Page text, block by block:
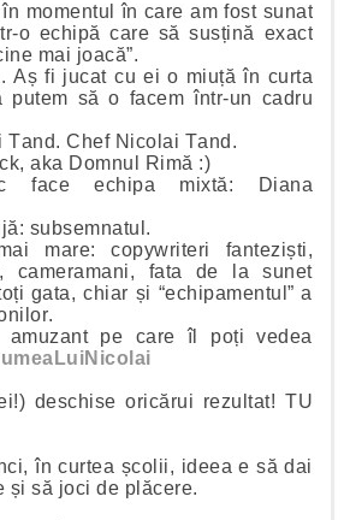
momentul în care am fost sunat
o echipă care să susțină exact
mai joacă”.
Aș fi jucat cu ei o miuță în curta
să o facem într-un cadru
Tand. Chef Nicolai Tand.
aka Domnul Rimă :)
face echipa mixtă: Diana
subsemnatul.
mare: copywriteri fanteziști,
cameramani, fata de la sunet
gata, chiar și “echipamentul” a
pe care îl poți vedea
deschise oricărui rezultat! TU
în curtea școlii, ideea e să dai
și să joci de plăcere.